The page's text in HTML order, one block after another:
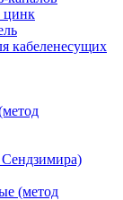
цинк
кабеленесущих
(метод